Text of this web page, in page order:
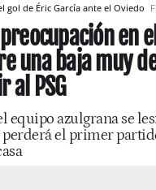
gol de Éric García ante el Oviedo
en
una baja muy
al PSG
equipo azulgrana se
perderá el primer